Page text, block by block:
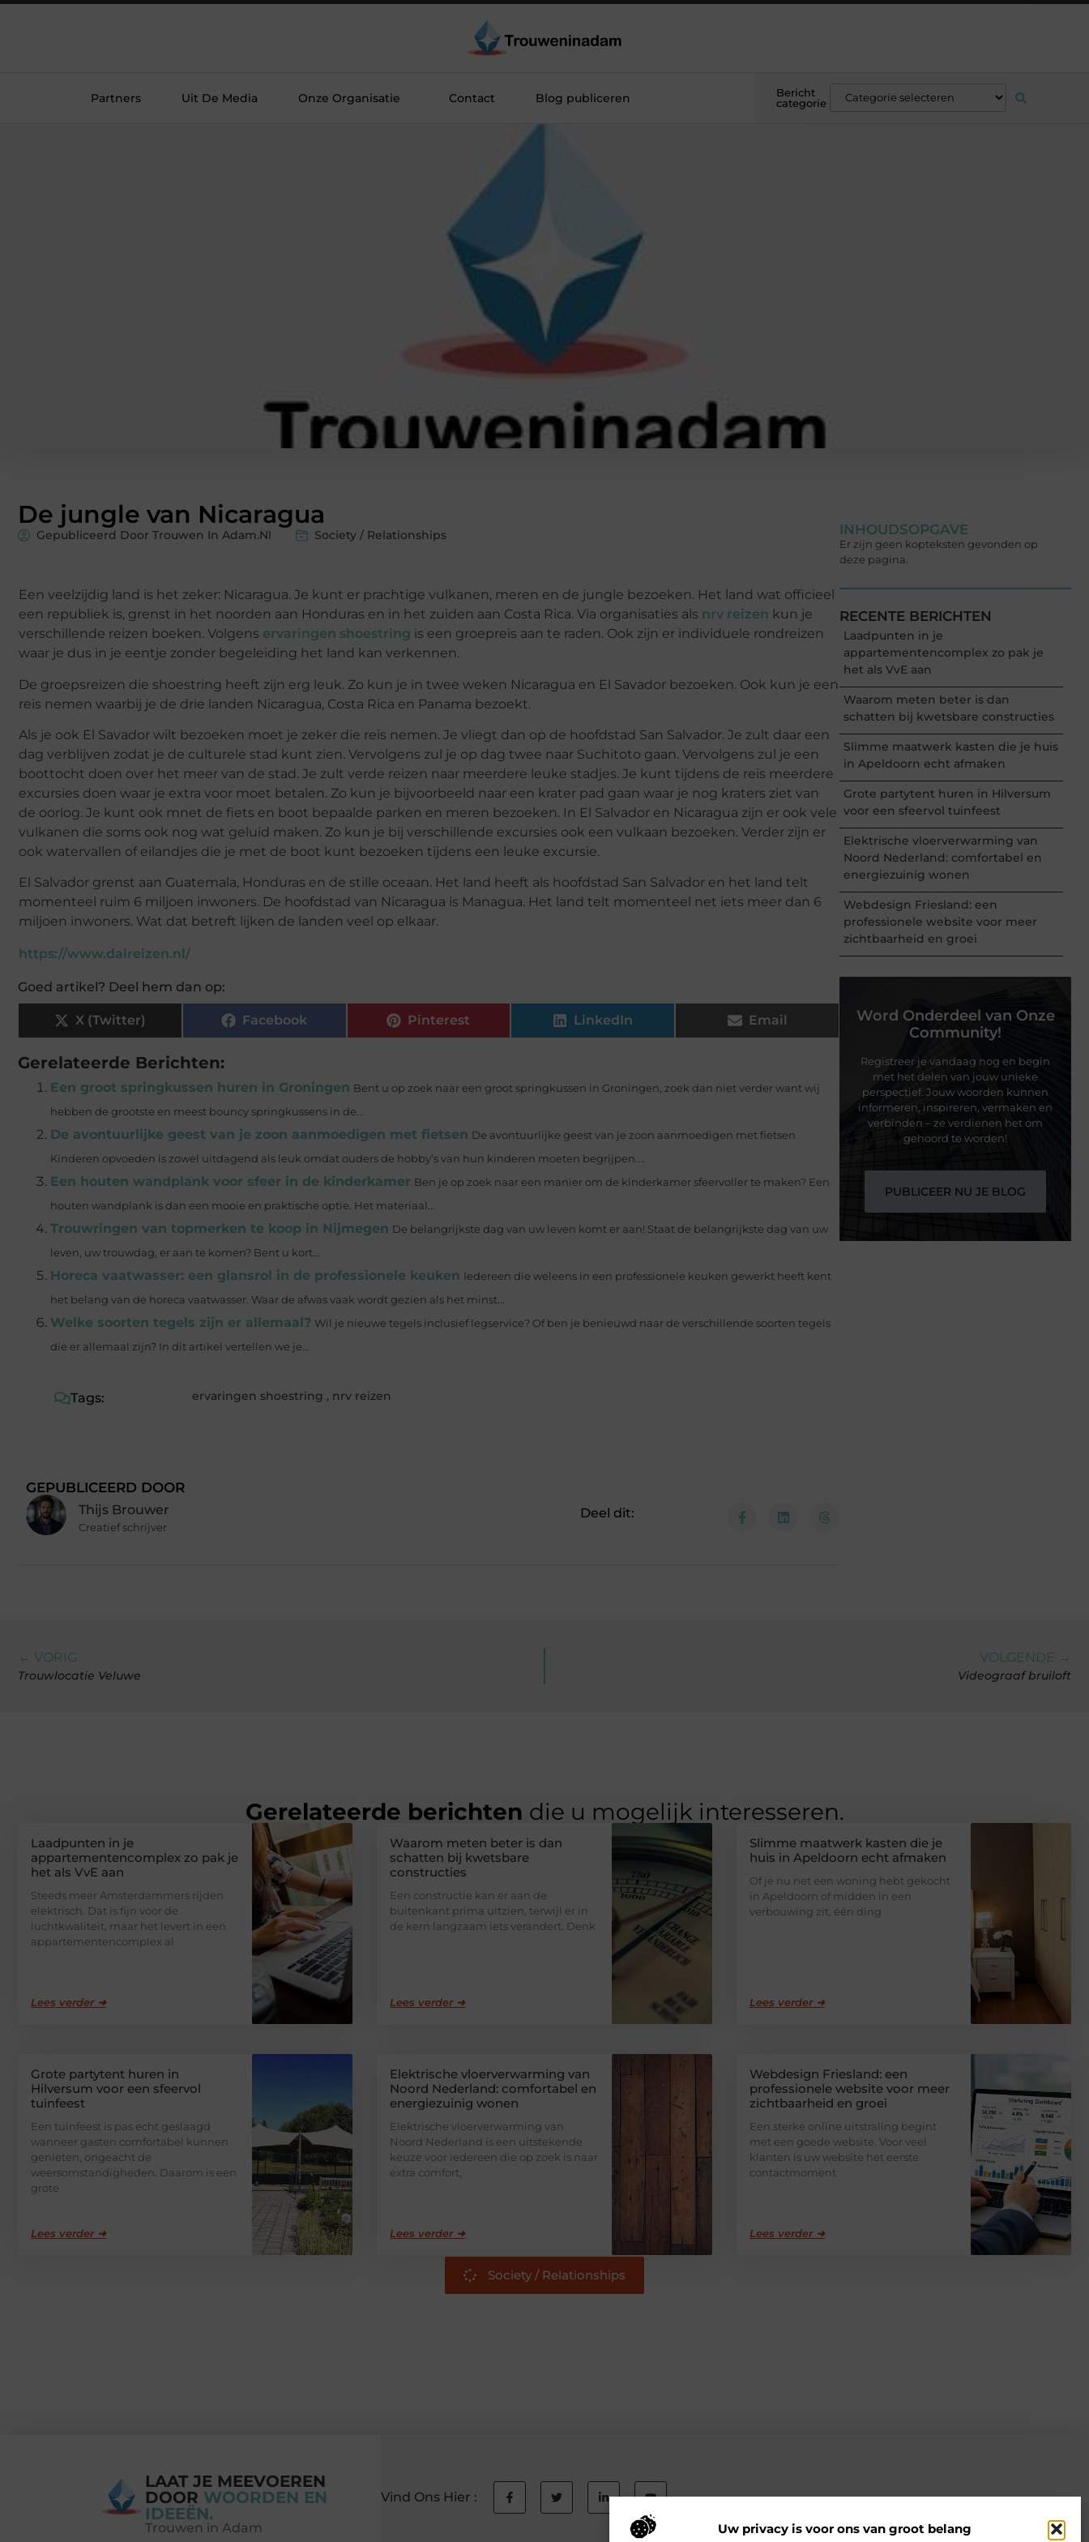
Uw privacy is voor ons van groot belang
Partners Uit De Media Onze Organisatie Contact Blog publiceren
Bericht
categorie
De jungle van Nicaragua
Gepubliceerd Door Trouwen In Adam.nl Society / Relationships
Een veelzijdig land is het zeker: Nicaragua. Je kunt er prachtige vulkanen, meren en de jungle bezoeken. Het land wat officieel
een republiek is, grenst in het noorden aan Honduras en in het zuiden aan Costa Rica. Via organisaties als nrv reizen kun je
verschillende reizen boeken. Volgens ervaringen shoestring is een groepreis aan te raden. Ook zijn er individuele rondreizen
waar je dus in je eentje zonder begeleiding het land kan verkennen.
De groepsreizen die shoestring heeft zijn erg leuk. Zo kun je in twee weken Nicaragua en El Savador bezoeken. Ook kun je een
reis nemen waarbij je de drie landen Nicaragua, Costa Rica en Panama bezoekt.
Als je ook El Savador wilt bezoeken moet je zeker die reis nemen. Je vliegt dan op de hoofdstad San Salvador. Je zult daar een
dag verblijven zodat je de culturele stad kunt zien. Vervolgens zul je op dag twee naar Suchitoto gaan. Vervolgens zul je een
boottocht doen over het meer van de stad. Je zult verde reizen naar meerdere leuke stadjes. Je kunt tijdens de reis meerdere
excursies doen waar je extra voor moet betalen. Zo kun je bijvoorbeeld naar een krater pad gaan waar je nog kraters ziet van
de oorlog. Je kunt ook mnet de fiets en boot bepaalde parken en meren bezoeken. In El Salvador en Nicaragua zijn er ook vele
vulkanen die soms ook nog wat geluid maken. Zo kun je bij verschillende excursies ook een vulkaan bezoeken. Verder zijn er
ook watervallen of eilandjes die je met de boot kunt bezoeken tijdens een leuke excursie.
El Salvador grenst aan Guatemala, Honduras en de stille oceaan. Het land heeft als hoofdstad San Salvador en het land telt
momenteel ruim 6 miljoen inwoners. De hoofdstad van Nicaragua is Managua. Het land telt momenteel net iets meer dan 6
miljoen inwoners. Wat dat betreft lijken de landen veel op elkaar.
https://www.dalreizen.nl/
Goed artikel? Deel hem dan op:
X (Twitter) Facebook Pinterest LinkedIn Email
Gerelateerde Berichten:
Een groot springkussen huren in Groningen Bent u op zoek naar een groot springkussen in Groningen, zoek dan niet verder want wij
hebben de grootste en meest bouncy springkussens in de...
De avontuurlijke geest van je zoon aanmoedigen met fietsen De avontuurlijke geest van je zoon aanmoedigen met fietsen
Kinderen opvoeden is zowel uitdagend als leuk omdat ouders de hobby’s van hun kinderen moeten begrijpen....
Een houten wandplank voor sfeer in de kinderkamer Ben je op zoek naar een manier om de kinderkamer sfeervoller te maken? Een
houten wandplank is dan een mooie en praktische optie. Het materiaal...
Trouwringen van topmerken te koop in Nijmegen De belangrijkste dag van uw leven komt er aan! Staat de belangrijkste dag van uw
leven, uw trouwdag, er aan te komen? Bent u kort...
Horeca vaatwasser: een glansrol in de professionele keuken Iedereen die weleens in een professionele keuken gewerkt heeft kent
het belang van de horeca vaatwasser. Waar de afwas vaak wordt gezien als het minst...
Welke soorten tegels zijn er allemaal? Wil je nieuwe tegels inclusief legservice? Of ben je benieuwd naar de verschillende soorten tegels
die er allemaal zijn? In dit artikel vertellen we je...
Tags: ervaringen shoestring , nrv reizen
GEPUBLICEERD DOOR
Thijs Brouwer
Creatief schrijver
Deel dit:
INHOUDSOPGAVE
Er zijn geen kopteksten gevonden op
deze pagina.
RECENTE BERICHTEN
Laadpunten in je
appartementencomplex zo pak je
het als VvE aan
Waarom meten beter is dan
schatten bij kwetsbare constructies
Slimme maatwerk kasten die je huis
in Apeldoorn echt afmaken
Grote partytent huren in Hilversum
voor een sfeervol tuinfeest
Elektrische vloerverwarming van
Noord Nederland: comfortabel en
energiezuinig wonen
Webdesign Friesland: een
professionele website voor meer
zichtbaarheid en groei
Word Onderdeel van Onze
Community!
Registreer je vandaag nog en begin
met het delen van jouw unieke
perspectief. Jouw woorden kunnen
informeren, inspireren, vermaken en
verbinden – ze verdienen het om
gehoord te worden!
PUBLICEER NU JE BLOG
← VORIG
Trouwlocatie Veluwe
VOLGENDE →
Videograaf bruiloft
Gerelateerde berichten die u mogelijk interesseren.
Laadpunten in je
appartementencomplex zo pak je
het als VvE aan
Steeds meer Amsterdammers rijden
elektrisch. Dat is fijn voor de
luchtkwaliteit, maar het levert in een
appartementencomplex al
Lees verder ➜
Waarom meten beter is dan
schatten bij kwetsbare
constructies
Een constructie kan er aan de
buitenkant prima uitzien, terwijl er in
de kern langzaam iets verandert. Denk
Lees verder ➜
Slimme maatwerk kasten die je
huis in Apeldoorn echt afmaken
Of je nu net een woning hebt gekocht
in Apeldoorn of midden in een
verbouwing zit, één ding
Lees verder ➜
Grote partytent huren in
Hilversum voor een sfeervol
tuinfeest
Een tuinfeest is pas echt geslaagd
wanneer gasten comfortabel kunnen
genieten, ongeacht de
weersomstandigheden. Daarom is een
grote
Lees verder ➜
Elektrische vloerverwarming van
Noord Nederland: comfortabel en
energiezuinig wonen
Elektrische vloerverwarming van
Noord Nederland is een uitstekende
keuze voor iedereen die op zoek is naar
extra comfort,
Lees verder ➜
Webdesign Friesland: een
professionele website voor meer
zichtbaarheid en groei
Een sterke online uitstraling begint
met een goede website. Voor veel
klanten is uw website het eerste
contactmoment
Lees verder ➜
Society / Relationships
LAAT JE MEEVOEREN
DOOR WOORDEN EN
IDEEËN.
Trouwen in Adam
Vind Ons Hier :